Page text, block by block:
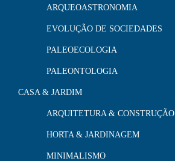
ARQUEOASTRONOMIA
EVOLUÇÃO DE SOCIEDADES
PALEOECOLOGIA
PALEONTOLOGIA
CASA & JARDIM
ARQUITETURA & CONSTRUÇÃO
HORTA & JARDINAGEM
MINIMALISMO